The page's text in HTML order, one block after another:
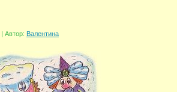
| Автор: Валентина